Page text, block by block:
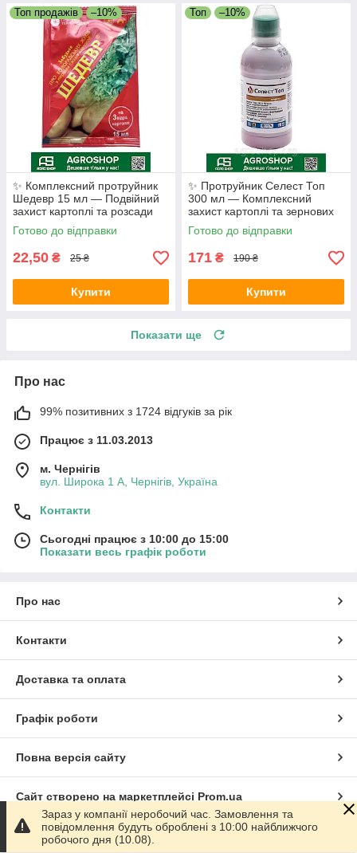
Топ продажів –10%
✨ Комплексний протруйник
Шедевр 15 мл — Подвійний
захист картоплі та розсади
(Інсектицид + Фунгіцид)
Готово до відправки
22,50 ₴ 25 ₴
Купити
Топ –10%
✨ Протруйник Селест Топ
300 мл — Комплексний
захист картоплі та зернових
Готово до відправки
171 ₴ 190 ₴
Купити
Показати ще
Про нас
99% позитивних з 1724 відгуків за рік
Працює з 11.03.2013
м. Чернігів
вул. Широка 1 А, Чернігів, Україна
Контакти
Сьогодні працює з 10:00 до 15:00
Показати весь графік роботи
Про нас
Контакти
Доставка та оплата
Графік роботи
Повна версія сайту
Сайт створено на маркетплейсі Prom.ua
Політика конфіденційності
Зараз у компанії неробочий час. Замовлення та
повідомлення будуть оброблені з 10:00 найближчого
робочого дня (10.08).